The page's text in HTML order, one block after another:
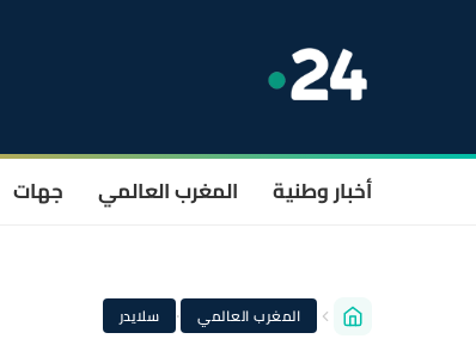
أخبار وطنية المغرب العالمي جهات
المغرب العالمي · سلايدر